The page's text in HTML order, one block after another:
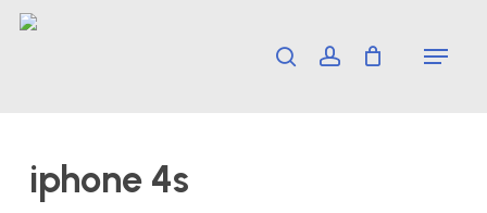
Skip
search account Menu
iphone 4s